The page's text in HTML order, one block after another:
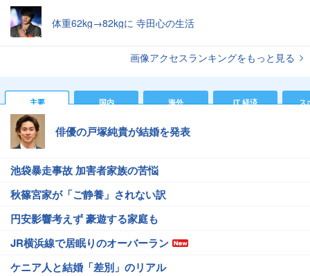
体重62kg→82kgに 寺田心の生活
画像アクセスランキングをもっと見る
主要 国内 海外 IT 経済 ス
俳優の戸塚純貴が結婚を発表
池袋暴走事故 加害者家族の苦悩
秋篠宮家が「ご静養」されない訳
円安影響考えず 豪遊する家庭も
JR横浜線で居眠りのオーバーラン
ケニア人と結婚「差別」のリアル